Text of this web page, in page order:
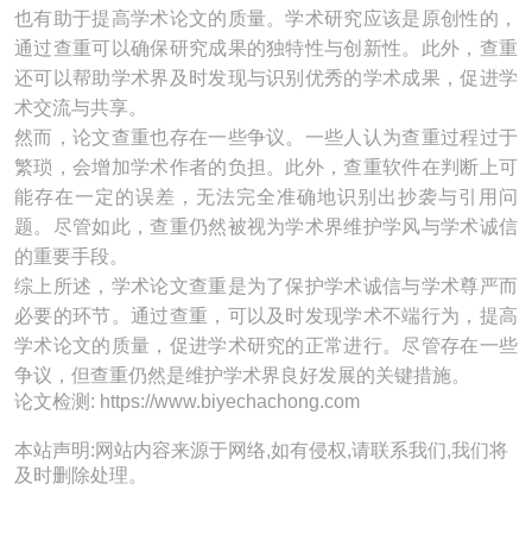
也有助于提高学术论文的质量。学术研究应该是原创性的，
通过查重可以确保研究成果的独特性与创新性。此外，查重
还可以帮助学术界及时发现与识别优秀的学术成果，促进学
术交流与共享。
然而，论文查重也存在一些争议。一些人认为查重过程过于
繁琐，会增加学术作者的负担。此外，查重软件在判断上可
能存在一定的误差，无法完全准确地识别出抄袭与引用问
题。尽管如此，查重仍然被视为学术界维护学风与学术诚信
的重要手段。
综上所述，学术论文查重是为了保护学术诚信与学术尊严而
必要的环节。通过查重，可以及时发现学术不端行为，提高
学术论文的质量，促进学术研究的正常进行。尽管存在一些
争议，但查重仍然是维护学术界良好发展的关键措施。
论文检测: https://www.biyechachong.com
本站声明:网站内容来源于网络,如有侵权,请联系我们,我们将
及时删除处理。